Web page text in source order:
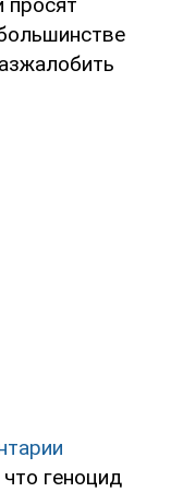
геноцид